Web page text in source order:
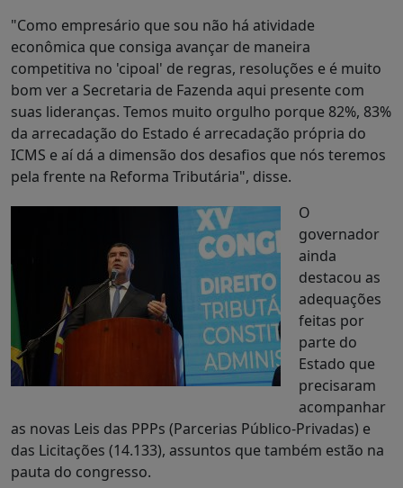
"Como empresário que sou não há atividade
econômica que consiga avançar de maneira
competitiva no 'cipoal' de regras, resoluções e é muito
bom ver a Secretaria de Fazenda aqui presente com
suas lideranças. Temos muito orgulho porque 82%, 83%
da arrecadação do Estado é arrecadação própria do
ICMS e aí dá a dimensão dos desafios que nós teremos
pela frente na Reforma Tributária", disse.
O
governador
ainda
destacou as
adequações
feitas por
parte do
Estado que
precisaram
acompanhar
as novas Leis das PPPs (Parcerias Público-Privadas) e
das Licitações (14.133), assuntos que também estão na
pauta do congresso.